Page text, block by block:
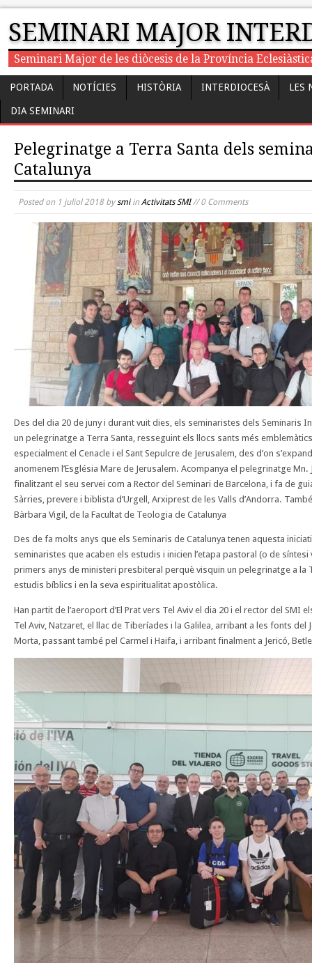
SEMINARI MAJOR
Seminari Major de les diòcesis de la Província
PORTADA NOTÍCIES HISTÒRIA INTERDIOCESÀ LES
DIA SEMINARI
Pelegrinatge a Terra Santa dels
Catalunya
Posted on 1 juliol 2018bysmiin Activitats SMI// 0 Comments
Des del dia 20 de juny i durant vuit dies, els seminaristes dels Seminaris
un pelegrinatge a Terra Santa, resseguint els llocs sants més
especialment el Cenacle i el Sant Sepulcre de Jerusalem, des d’on
anomenem l’Església Mare de Jerusalem. Acompanya el pelegrinatge
finalitzant el seu servei com a Rector del Seminari de Barcelona, i fa de
Sàrries, prevere i biblista d’Urgell, Arxiprest de les Valls d’Andorra.
Bàrbara Vigil, de la Facultat de Teologia de Catalunya
Des de fa molts anys que els Seminaris de Catalunya tenen aquesta
seminaristes que acaben els estudis i inicien l’etapa pastoral (o de
primers anys de ministeri presbiteral perquè visquin un pelegrinatge a la
estudis bíblics i en la seva espiritualitat apostòlica.
Han partit de l’aeroport d’El Prat vers Tel Aviv el dia 20 i el rector del SMI
Tel Aviv, Natzaret, el llac de Tiberíades i la Galilea, arribant a les fonts del
Morta, passant també pel Carmel i Haifa, i arribant finalment a Jericó,